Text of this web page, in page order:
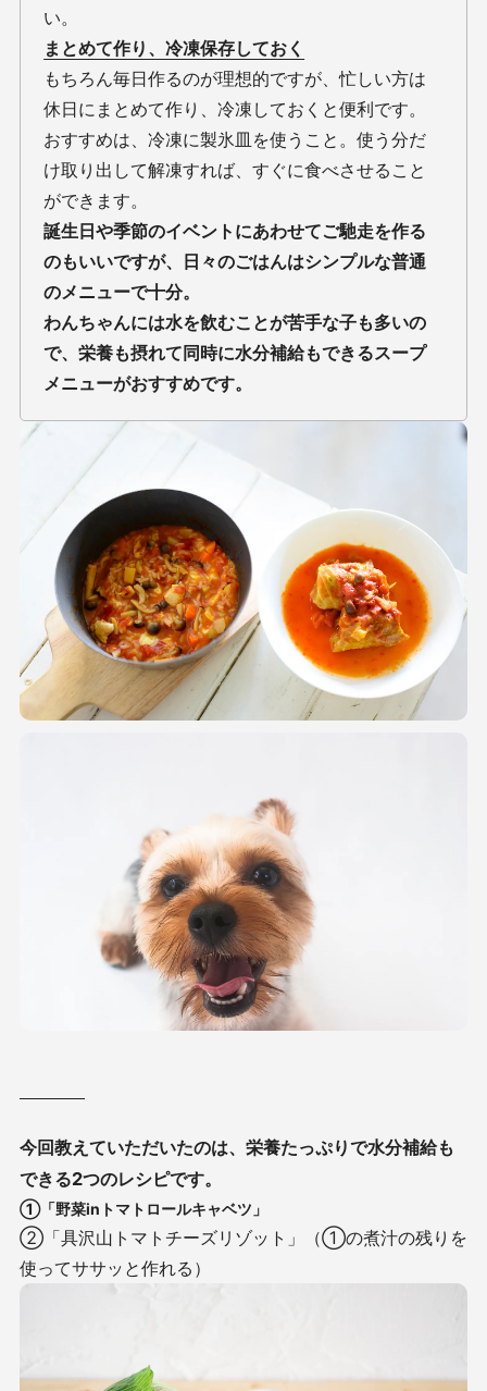
い。
まとめて作り、冷凍保存しておく
もちろん毎日作るのが理想的ですが、忙しい方は
休日にまとめて作り、冷凍しておくと便利です。
おすすめは、冷凍に製氷皿を使うこと。使う分だ
け取り出して解凍すれば、すぐに食べさせること
ができます。
誕生日や季節のイベントにあわせてご馳走を作る
のもいいですが、日々のごはんはシンプルな普通
のメニューで十分。
わんちゃんには水を飲むことが苦手な子も多いの
で、栄養も摂れて同時に水分補給もできるスープ
メニューがおすすめです。
今回教えていただいたのは、栄養たっぷりで水分補給も
できる2つのレシピです。
①「野菜inトマトロールキャベツ」
②「具沢山トマトチーズリゾット」（①の煮汁の残りを
使ってササッと作れる）